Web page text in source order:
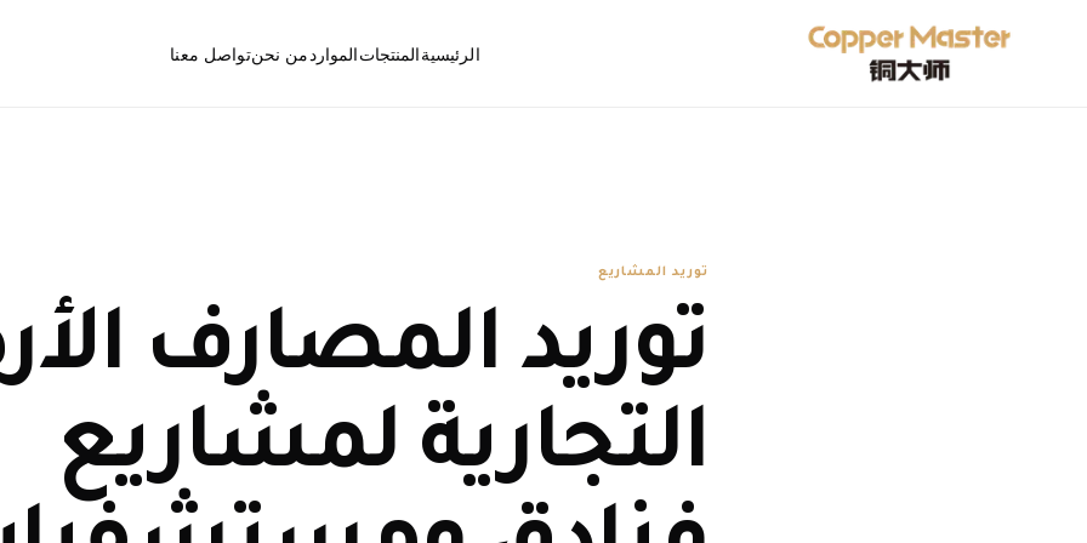
الرئيسيةالمنتجات
قطع ومكونات المصارف
الأرضية
الموارد من نحنتواصل معنا
توريد المشاريع
توريد المصارف
التجارية لمشاريع